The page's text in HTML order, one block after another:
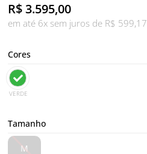
R$3.595,00
em até 6x sem juros de R$ 599,17
Cores
VERDE
Tamanho
M